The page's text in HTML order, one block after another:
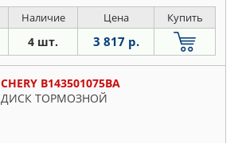
Наличие Цена Купить
4 шт. 3 817 р.
CHERY B143501075BA
ДИСК ТОРМОЗНОЙ